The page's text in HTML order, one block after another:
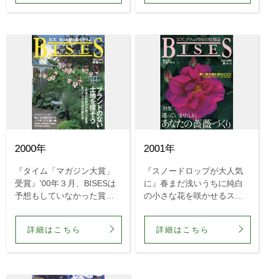
い」という彼を編集部は京
行しました。
2000年
『タイム「マガジン大賞」
受賞』'00年３月、BISESは
予想もしていなかった賞を
マガジン大賞写真部門で
「とても美しい雑誌」とし
詳細はこちら
2001年
『スノードロップが大人気
に』春まだ浅いうちに純白
の小さな花を咲かせるスノ
気です。
詳細はこちら